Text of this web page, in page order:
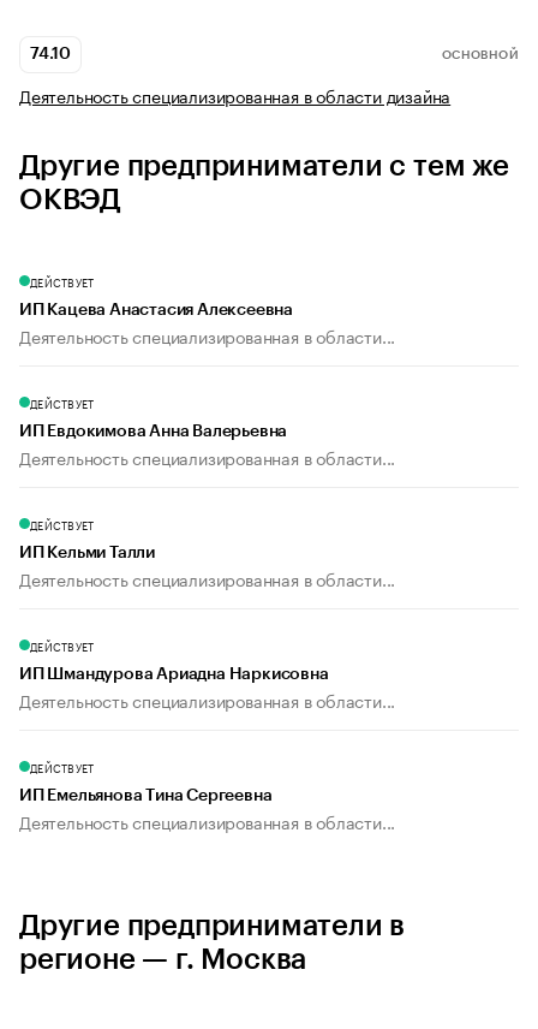
74.10 ОСНОВНОЙ
Деятельность специализированная в области дизайна
Другие предприниматели с тем же
ОКВЭД
ДЕЙСТВУЕТ
ИП Кацева Анастасия Алексеевна
Деятельность специализированная в области...
ДЕЙСТВУЕТ
ИП Евдокимова Анна Валерьевна
Деятельность специализированная в области...
ДЕЙСТВУЕТ
ИП Кельми Талли
Деятельность специализированная в области...
ДЕЙСТВУЕТ
ИП Шмандурова Ариадна Наркисовна
Деятельность специализированная в области...
ДЕЙСТВУЕТ
ИП Емельянова Тина Сергеевна
Деятельность специализированная в области...
Другие предприниматели в
регионе — г. Москва